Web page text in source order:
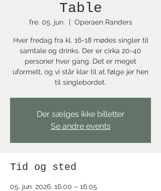
Table
fre. 05. jun.
  |
Operaen Randers
Hver fredag fra kl. 16-18 mødes singler til
samtale og drinks. Der er cirka 20-40
personer hver gang. Det er meget
uformelt, og vi står klar til at følge jer hen
til singlebordet.
Der sælges ikke billetter
Se andre events
Tid og sted
05. jun. 2026, 16.00 – 16.05